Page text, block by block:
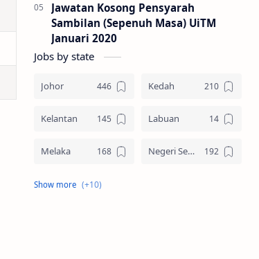
Jawatan Kosong Pensyarah
Sambilan (Sepenuh Masa) UiTM
Januari 2020
Jobs by state
Johor Kedah
Kelantan Labuan
Melaka Negeri Sembilan
Pahang